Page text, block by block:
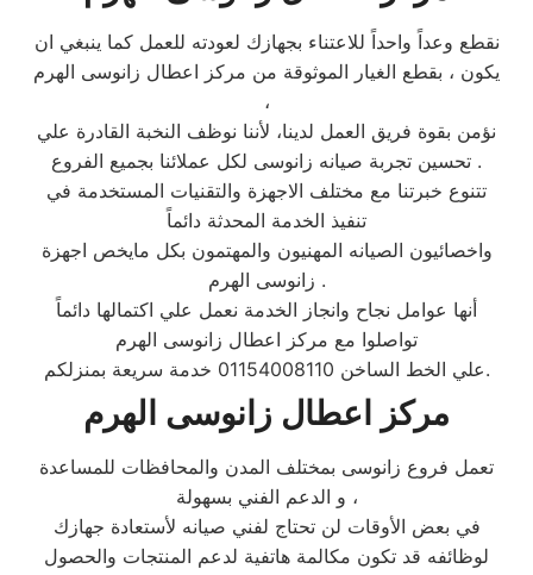
نقطع وعداً واحداً للاعتناء بجهازك لعودته للعمل كما ينبغي ان
يكون ، بقطع الغيار الموثوقة من مركز اعطال زانوسى الهرم
،
نؤمن بقوة فريق العمل لدينا، لأننا نوظف النخبة القادرة علي
تحسين تجربة صيانه زانوسى لكل عملائنا بجميع الفروع .
تتنوع خبرتنا مع مختلف الاجهزة والتقنيات المستخدمة في
تنفيذ الخدمة المحدثة دائماً
واخصائيون الصيانه المهنيون والمهتمون بكل مايخص اجهزة
زانوسى الهرم .
أنها عوامل نجاح وانجاز الخدمة نعمل علي اكتمالها دائماً
تواصلوا مع مركز اعطال زانوسى الهرم
علي الخط الساخن 01154008110 خدمة سريعة بمنزلكم.
مركز اعطال زانوسى الهرم
تعمل فروع زانوسى بمختلف المدن والمحافظات للمساعدة
و الدعم الفني بسهولة ،
في بعض الأوقات لن تحتاج لفني صيانه لأستعادة جهازك
لوظائفه قد تكون مكالمة هاتفية لدعم المنتجات والحصول